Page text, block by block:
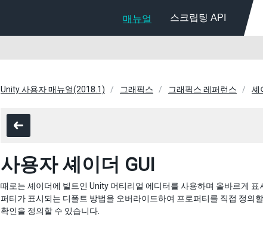
매뉴얼 스크립팅 API
Unity 사용자 매뉴얼(2018.1) 그래픽스 그래픽스 레퍼런스 셰
사용자 셰이더 GUI
때로는 셰이더에 빌트인 Unity 머티리얼 에디터를 사용하며 올바르게
퍼티가 표시되는 디폴트 방법을 오버라이드하여 프로퍼티를 직접 정의
확인을 정의할 수 있습니다.